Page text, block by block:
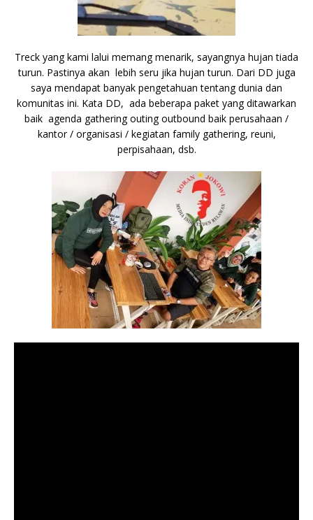
Treck yang kami lalui memang menarik, sayangnya hujan tiada
turun. Pastinya akan lebih seru jika hujan turun. Dari DD juga
saya mendapat banyak pengetahuan tentang dunia dan
komunitas ini. Kata DD, ada beberapa paket yang ditawarkan
baik agenda gathering outing outbound baik perusahaan /
kantor / organisasi / kegiatan family gathering, reuni,
perpisahaan, dsb.